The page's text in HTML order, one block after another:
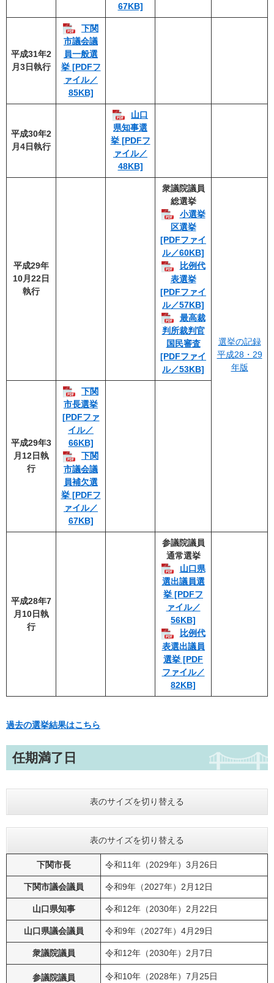
67KB]
平成31年2
月3日執行
下関
市議会議
員一般選
挙 [PDFフ
ァイル／
85KB]
平成30年2
月4日執行
山口
県知事選
挙 [PDFフ
ァイル／
48KB]
平成29年
10月22日
執行
衆議院議員
総選挙
小選挙
区選挙
[PDFファイ
ル／60KB]
比例代
表選挙
[PDFファイ
ル／57KB]
最高裁
判所裁判官
国民審査
[PDFファイ
ル／53KB]
選挙の記録
平成28・29
年版
平成29年3
月12日執
行
下関
市長選挙
[PDFファ
イル／
66KB]
下関
市議会議
員補欠選
挙 [PDFフ
ァイル／
67KB]
平成28年7
月10日執
行
参議院議員
通常選挙
山口県
選出議員選
挙 [PDFフ
ァイル／
56KB]
比例代
表選出議員
選挙 [PDF
ファイル／
82KB]
過去の選挙結果はこちら
任期満了日​​
表のサイズを切り替える
表のサイズを切り替える
下関市長 令和11年（2029年）3月26日
下関市議会議員 令和9年（2027年）2月12日
山口県知事 令和12年（2030年）2月22日
山口県議会議員 令和9年（2027年）4月29日
衆議院議員 令和12年（2030年）2月7日
参議院議員
令和10年（2028年）7月25日